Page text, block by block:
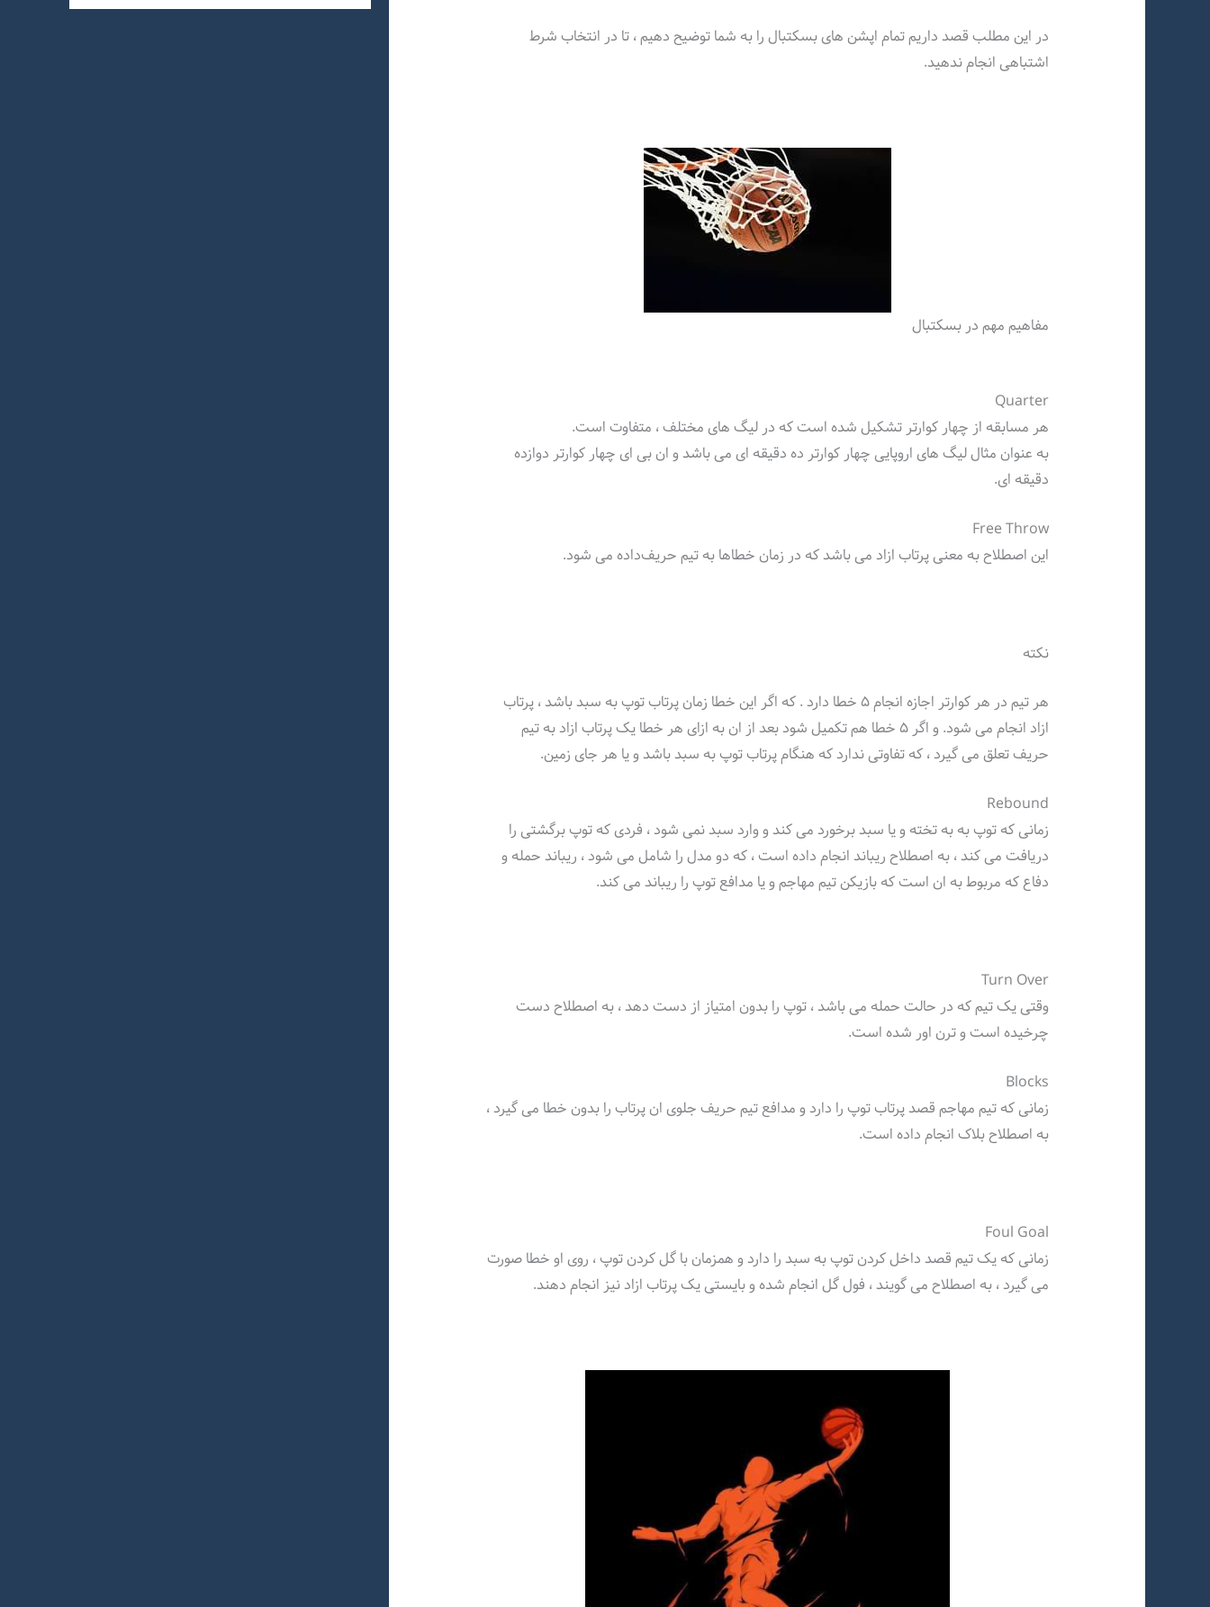
در این مطلب قصد داریم تمام اپشن های بسکتبال را به شما توضیح دهیم ، تا در انتخاب شرط
اشتباهی انجام ندهید.
مفاهیم مهم در بسکتبال
Quarter
هر مسابقه از چهار کوارتر تشکیل شده است که در لیگ های مختلف ، متفاوت است.
به عنوان مثال لیگ های اروپایی چهار کوارتر ده دقیقه ای می باشد و ان بی ای چهار کوارتر دوازده
دقیقه ای.
Free Throw
این اصطلاح به معنی پرتاب ازاد می باشد که در زمان خطاها به تیم حریف‌داده می شود.
نکته
هر تیم در هر کوارتر اجازه انجام ۵ خطا دارد . که اگر این خطا زمان پرتاب توپ به سبد باشد ، پرتاب
ازاد انجام می شود. و اگر ۵ خطا هم تکمیل شود بعد از ان به ازای هر خطا یک پرتاب ازاد به تیم
حریف تعلق می گیرد ، که تفاوتی ندارد که هنگام پرتاب توپ به سبد باشد و یا هر جای زمین.
Rebound
زمانی که توپ به به تخته و یا سبد برخورد می کند و وارد سبد نمی شود ، فردی که توپ برگشتی را
دریافت می کند ، به اصطلاح ریباند انجام داده است ، که دو مدل را شامل می شود ، ریباند حمله و
دفاع که مربوط به ان است که بازیکن تیم مهاجم و یا مدافع توپ را ریباند می کند.
Turn Over
وقتی یک تیم که در حالت حمله می باشد ، توپ را بدون امتیاز از دست دهد ، به اصطلاح دست
چرخیده است و ترن اور شده است.
Blocks
زمانی که تیم مهاجم قصد پرتاب توپ را دارد و مدافع تیم حریف جلوی ان پرتاب را بدون خطا می گیرد ،
به اصطلاح بلاک انجام داده است.
Foul Goal
زمانی که یک تیم قصد داخل کردن توپ به سبد را دارد و همزمان با گل کردن توپ ، روی او خطا صورت
می گیرد ، به اصطلاح می گویند ، فول گل انجام شده و بایستی یک پرتاب ازاد نیز انجام دهند.